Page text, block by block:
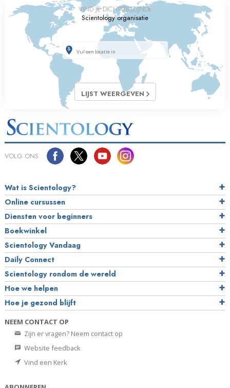
VIND JE DICHTSTBIJZIJNDE
Scientology organisatie
LIJST WEERGEVEN
VOLG ONS
Wat is Scientology?
Online cursussen
Diensten voor beginners
Boekwinkel
Scientology Vandaag
Daily Connect
Scientology rondom de wereld
Hoe we helpen
Hoe je gezond blijft
NEEM CONTACT OP
Zijn er vragen? Neem contact op
Website feedback
Vind een Kerk